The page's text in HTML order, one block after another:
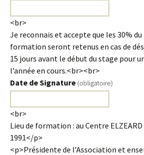
<br>
Je reconnais et accepte que les 30% du
formation seront retenus en cas de
15 jours avant le début du stage pour
l’année en cours.<br><br>
Date de Signature (obligatoire)
<br>
Lieu de formation : au Centre
1991</p>
<p>Présidente de l’Association et